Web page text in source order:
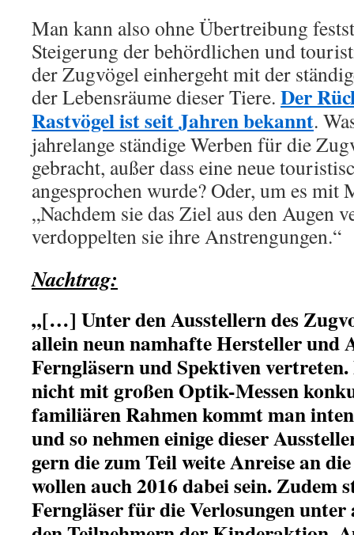
Man kann also ohne Übertreibung
Steigerung der behördlichen und
der Zugvögel einhergeht mit der
der Lebensräume dieser Tiere. Der
Rastvögel ist seit Jahren bekannt.
jahrelange ständige Werben für die
gebracht, außer dass eine neue
angesprochen wurde? Oder, um es mit
„Nachdem sie das Ziel aus den Augen
verdoppelten sie ihre Anstrengungen.“
Nachtrag:
„[…] Unter den Ausstellern des
allein neun namhafte Hersteller und
Ferngläsern und Spektiven
nicht mit großen Optik-Messen
familiären Rahmen kommt man
und so nehmen einige dieser
gern die zum Teil weite Anreise an
wollen auch 2016 dabei sein. Zudem
Ferngläser für die Verlosungen unter